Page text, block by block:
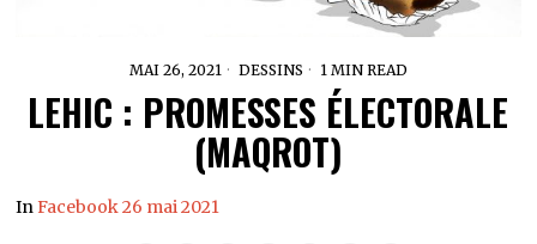
MAI 26, 2021 DESSINS 1 MIN READ
LEHIC : PROMESSES ÉLECTORALE
(MAQROT)
InFacebook 26 mai 2021